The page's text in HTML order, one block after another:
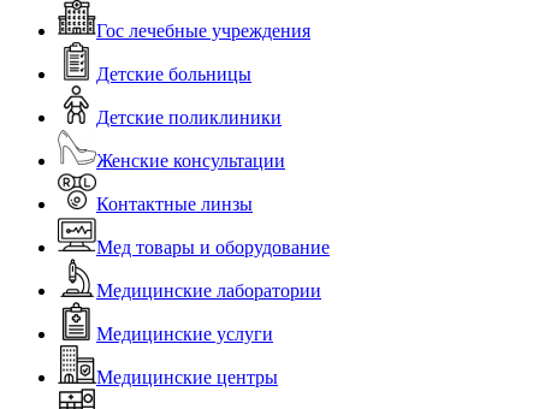
Гос лечебные учреждения
Детские больницы
Детские поликлиники
Женские консультации
Контактные линзы
Мед товары и оборудование
Медицинские лаборатории
Медицинские услуги
Медицинские центры